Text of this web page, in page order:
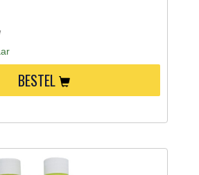
BESTEL